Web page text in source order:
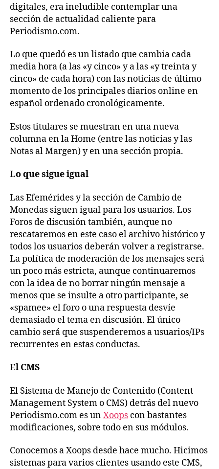
digitales, era ineludible contemplar una
sección de actualidad caliente para
Periodismo.com.
Lo que quedó es un listado que cambia cada
media hora (a las «y cinco» y a las «y treinta y
cinco» de cada hora) con las noticias de último
momento de los principales diarios online en
español ordenado cronológicamente.
Estos titulares se muestran en una nueva
columna en la Home (entre las noticias y las
Notas al Margen) y en una sección propia.
Lo que sigue igual
Las Efemérides y la sección de Cambio de
Monedas siguen igual para los usuarios. Los
Foros de discusión también, aunque no
rescataremos en este caso el archivo histórico y
todos los usuarios deberán volver a registrarse.
La política de moderación de los mensajes será
un poco más estricta, aunque continuaremos
con la idea de no borrar ningún mensaje a
menos que se insulte a otro participante, se
«spamee» el foro o una respuesta desvíe
demasiado el tema en discusión. El único
cambio será que suspenderemos a usuarios/IPs
recurrentes en estas conductas.
El CMS
El Sistema de Manejo de Contenido (Content
Management System o CMS) detrás del nuevo
Periodismo.com es unXoops con bastantes
modificaciones, sobre todo en sus módulos.
Conocemos a Xoops desde hace mucho. Hicimos
sistemas para varios clientes usando este CMS,